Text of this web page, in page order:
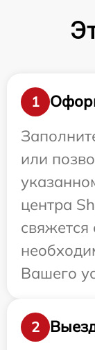
1
или
центра
Вашего
2